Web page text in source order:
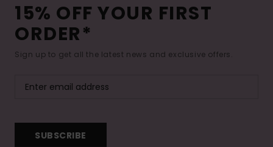
15% OFF YOUR FIRST
ORDER*
Sign up to get all the latest news and exclusive offers.
SUBSCRIBE